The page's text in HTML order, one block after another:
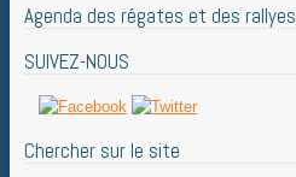
Agenda des régates et des rallyes
SUIVEZ-NOUS
Chercher sur le site